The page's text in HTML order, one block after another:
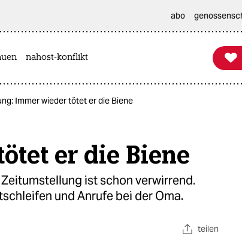
abo
nahost-konflikt 
taz
Immer wieder tötet er die Biene
er die Biene
ist schon verwirrend.
und Anrufe bei der Oma.
teilen